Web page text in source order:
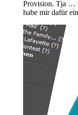
Provision. Tja …
habe mir dafür